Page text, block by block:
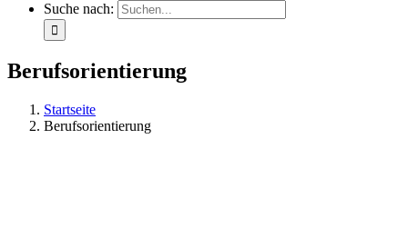
Suche nach:
Berufsorientierung
Startseite
Berufsorientierung